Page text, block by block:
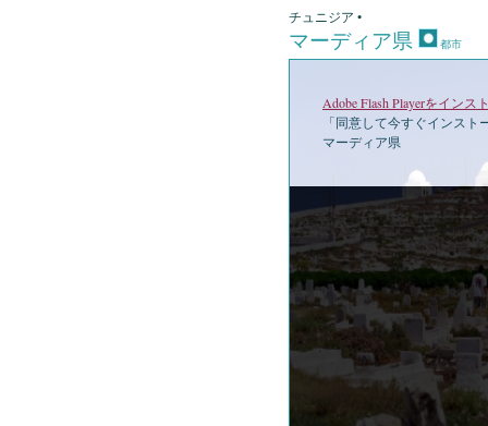
チュニジア •
マーディア県 都市
Adobe Flash Playerをインス
「同意して今すぐインス
マーディア県